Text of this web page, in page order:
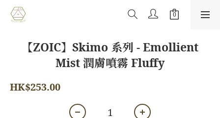
【ZOIC】Skimo 系列 - Emollient
Mist 潤膚噴霧 Fluffy
HK$253.00